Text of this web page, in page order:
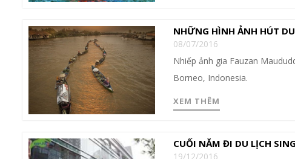
NHỮNG HÌNH ẢNH HÚT
08/07/2016
Nhiếp ảnh gia Fauzan
Borneo, Indonesia.
XEM THÊM
CUỐI NĂM ĐI DU LỊCH
19/12/2016